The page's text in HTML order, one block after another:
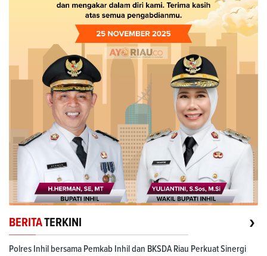
BERITATERKINI ›
Polres Inhil bersama Pemkab Inhil dan BKSDA Riau Perkuat Sinergi